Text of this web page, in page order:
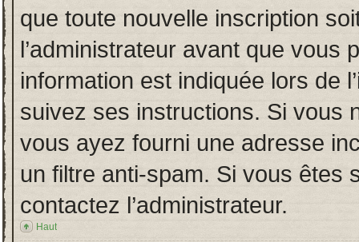
que toute nouvelle inscription
l’administrateur avant que vous
information est indiquée lors de
suivez ses instructions. Si vous
vous ayez fourni une adresse
un filtre anti-spam. Si vous êtes
contactez l’administrateur.
Haut